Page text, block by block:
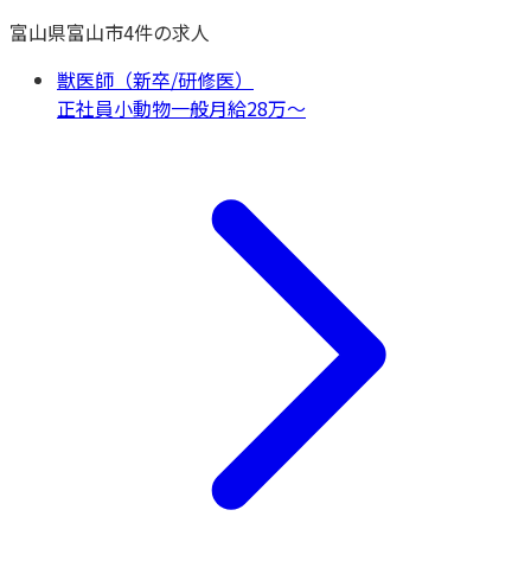
富山県富山市4件の求人
獣医師（新卒/研修医）
正社員小動物一般月給28万〜